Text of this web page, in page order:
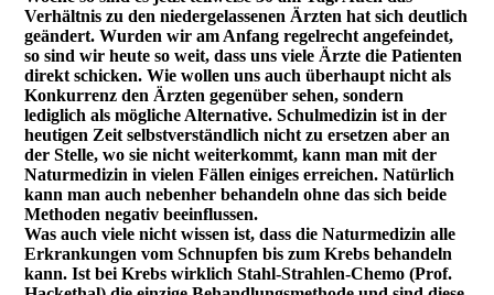
Verhältnis zu den niedergelassenen Ärzten hat sich deutlich
geändert. Wurden wir am Anfang regelrecht angefeindet,
so sind wir heute so weit, dass uns viele Ärzte die Patienten
direkt schicken. Wie wollen uns auch überhaupt nicht als
Konkurrenz den Ärzten gegenüber sehen, sondern
lediglich als mögliche Alternative. Schulmedizin ist in der
heutigen Zeit selbstverständlich nicht zu ersetzen aber an
der Stelle, wo sie nicht weiterkommt, kann man mit der
Naturmedizin in vielen Fällen einiges erreichen. Natürlich
kann man auch nebenher behandeln ohne das sich beide
Methoden negativ beeinflussen.
Was auch viele nicht wissen ist, dass die Naturmedizin alle
Erkrankungen vom Schnupfen bis zum Krebs behandeln
kann. Ist bei Krebs wirklich Stahl-Strahlen-Chemo (Prof.